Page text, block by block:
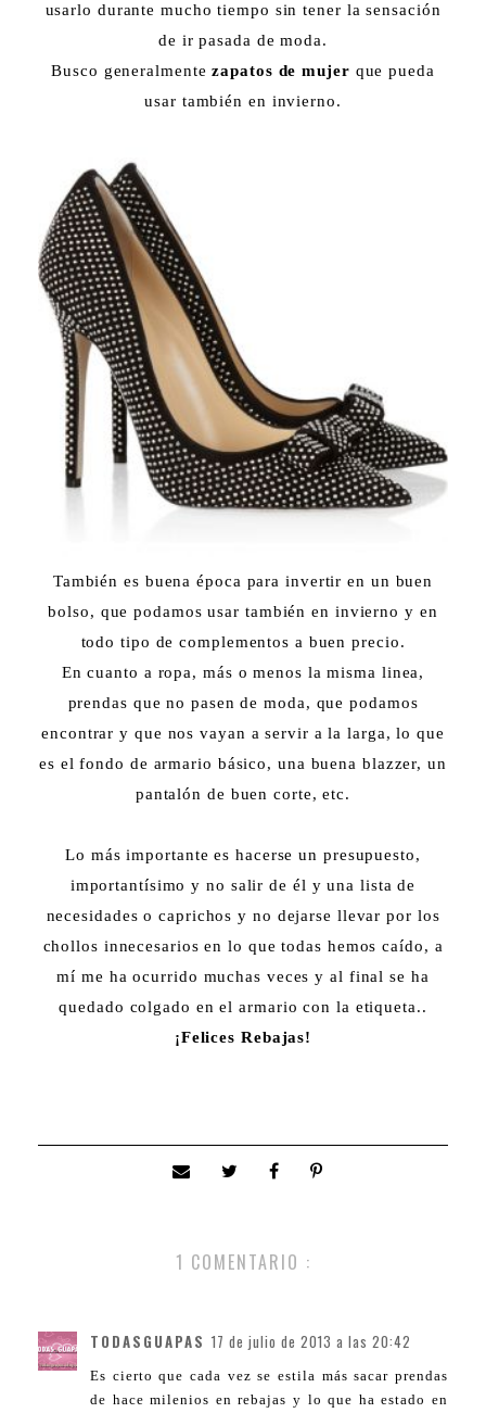
usarlo durante mucho tiempo sin tener la sensación
de ir pasada de moda.
Busco generalmentezapatos de mujer que pueda
usar también en invierno.
También es buena época para invertir en un buen
bolso, que podamos usar también en invierno y en
todo tipo de complementos a buen precio.
En cuanto a ropa, más o menos la misma linea,
prendas que no pasen de moda, que podamos
encontrar y que nos vayan a servir a la larga, lo que
es el fondo de armario básico, una buena blazzer, un
pantalón de buen corte, etc.
Lo más importante es hacerse un presupuesto,
importantísimo y no salir de él y una lista de
necesidades o caprichos y no dejarse llevar por los
chollos innecesarios en lo que todas hemos caído, a
mí me ha ocurrido muchas veces y al final se ha
quedado colgado en el armario con la etiqueta..
¡Felices Rebajas!
1 COMENTARIO :
TODASGUAPAS 17 de julio de 2013 a las 20:42
Es cierto que cada vez se estila más sacar prendas
de hace milenios en rebajas y lo que ha estado en